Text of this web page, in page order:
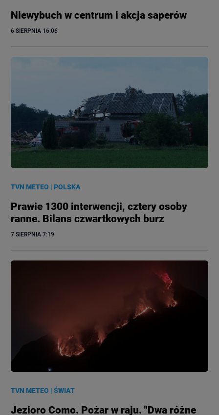
Niewybuch w centrum i akcja saperów
6 SIERPNIA 16:06
TVN METEO |POLSKA
Prawie 1300 interwencji, cztery osoby
ranne. Bilans czwartkowych burz
7 SIERPNIA 7:19
TVN METEO |ŚWIAT
Jezioro Como. Pożar w raju. "Dwa różne